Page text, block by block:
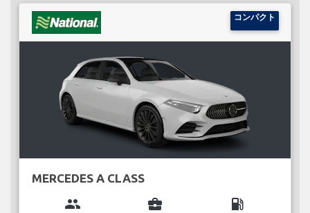
コンパクト
MERCEDES A CLASS
group business_center local_gas_station